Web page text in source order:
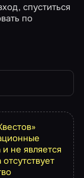
спуститься
по
не является